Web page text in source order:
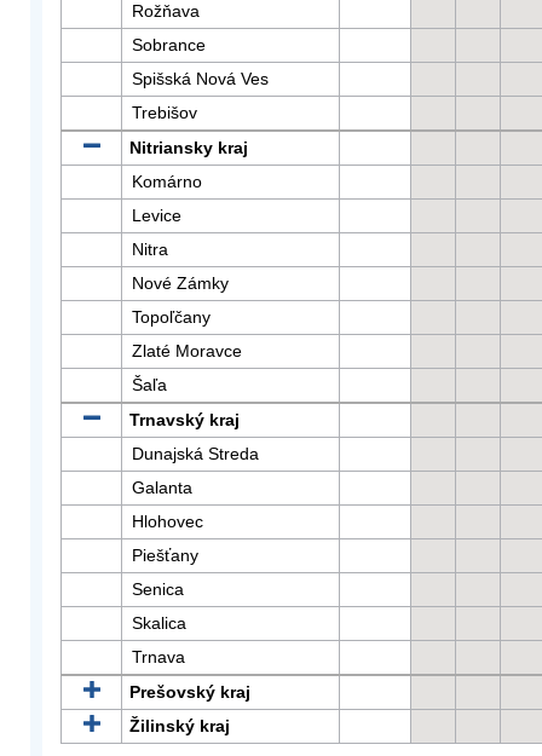
Rožňava
Sobrance
Spišská Nová Ves
Trebišov
Nitriansky kraj
Komárno
Levice
Nitra
Nové Zámky
Topoľčany
Zlaté Moravce
Šaľa
Trnavský kraj
Dunajská Streda
Galanta
Hlohovec
Piešťany
Senica
Skalica
Trnava
Prešovský kraj
Žilinský kraj